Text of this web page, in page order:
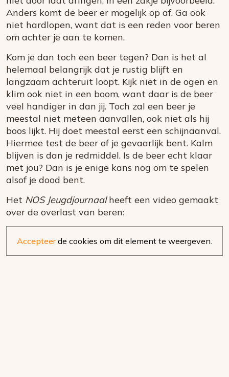
Anders komt de beer er mogelijk op af. Ga ook
niet hardlopen, want dat is een reden voor beren
om achter je aan te komen.
Kom je dan toch een beer tegen? Dan is het al
helemaal belangrijk dat je rustig blijft en
langzaam achteruit loopt. Kijk niet in de ogen en
klim ook niet in een boom, want daar is de beer
veel handiger in dan jij. Toch zal een beer je
meestal niet meteen aanvallen, ook niet als hij
boos lijkt. Hij doet meestal eerst een schijnaanval.
Hiermee test de beer of je gevaarlijk bent. Kalm
blijven is dan je redmiddel. Is de beer echt klaar
met jou? Dan is je enige kans nog om te spelen
alsof je dood bent.
Het NOS Jeugdjournaalheeft een video gemaakt
over de overlast van beren:
Accepteerde cookies om dit element te weergeven.